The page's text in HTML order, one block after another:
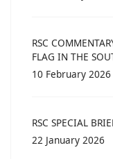
RSC
FLAG IN THE
10 February 2026
RSC SPECIAL
22 January 2026